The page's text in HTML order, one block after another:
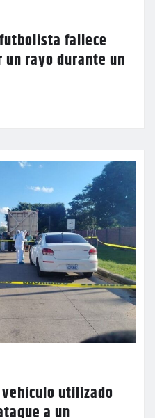
fallece
rayo durante un
utilizado